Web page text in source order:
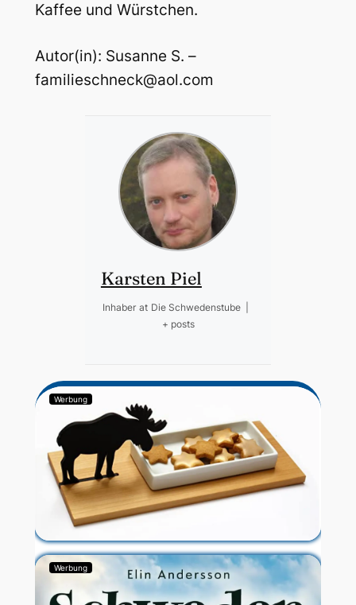
Kaffee und Würstchen.
Autor(in): Susanne S. –
familieschneck@aol.com
Karsten Piel
Inhaber at Die Schwedenstube
+ posts
Werbung
Werbung